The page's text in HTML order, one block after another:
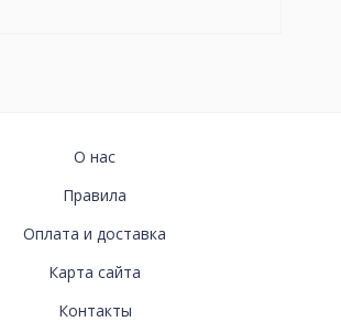
О нас
Правила
Оплата и доставка
Карта сайта
Контакты